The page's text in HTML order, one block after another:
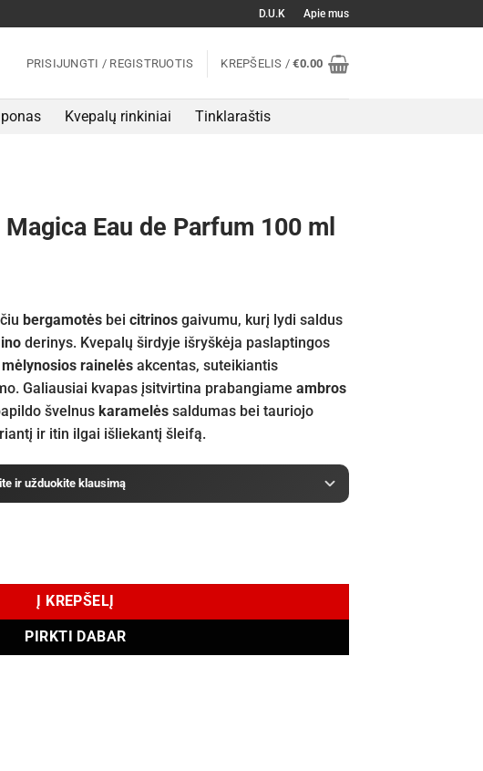
D.U.K Apie mus
PRISIJUNGTI / REGISTRUOTIS KREPŠELIS /€0.00
Kvepalų rinkiniai Tinklaraštis
Eau de Parfum 100 ml
bergamotės bei citrinos gaivumu, kurį lydi saldus
derinys. Kvepalų širdyje išryškėja paslaptingos
mėlynosios rainelės akcentas, suteikiantis
Galiausiai kvapas įsitvirtina prabangiame ambros
švelnus karamelės saldumas bei tauriojo
ir itin ilgai išliekantį šleifą.
ir užduokite klausimą
Eau de Parfum 100 ml
Į KREPŠELĮ
PIRKTI DABAR